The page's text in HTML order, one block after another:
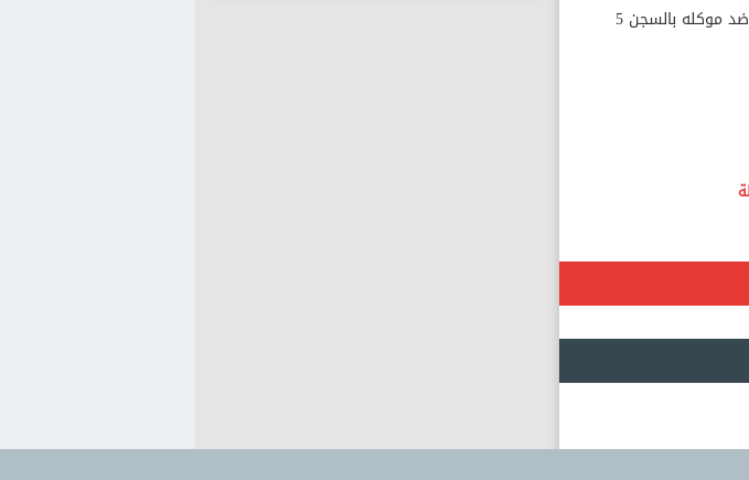
وكان دفاع المتهم تقدم بطعن أمام محكمة النقض على حكم الاستئناف الصادر ضد موكله بالسجن 5